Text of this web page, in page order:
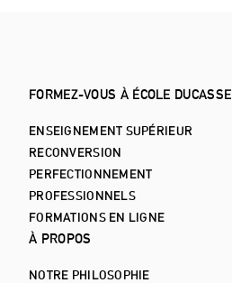
FORMEZ-VOUS À ÉCOLE DUCASSE
ENSEIGNEMENT SUPÉRIEUR
RECONVERSION
PERFECTIONNEMENT
PROFESSIONNELS
FORMATIONS EN LIGNE
À PROPOS
NOTRE PHILOSOPHIE